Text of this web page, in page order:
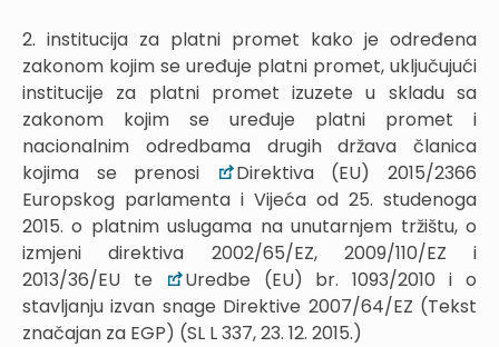
2. institucija za platni promet kako je određena
zakonom kojim se uređuje platni promet, uključujući
institucije za platni promet izuzete u skladu sa
zakonom kojim se uređuje platni promet i
nacionalnim odredbama drugih država članica
kojima se prenosi
Direktiva (EU) 2015/2366
Europskog parlamenta i Vijeća od 25. studenoga
2015. o platnim uslugama na unutarnjem tržištu, o
izmjeni direktiva 2002/65/EZ, 2009/110/EZ i
2013/36/EU te
Uredbe (EU) br. 1093/2010 i o
stavljanju izvan snage Direktive 2007/64/EZ (Tekst
značajan za EGP) (SL L 337, 23. 12. 2015.)